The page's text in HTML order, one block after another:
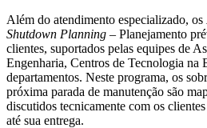
Além do atendimento especializado, os
Shutdown Planning – Planejamento
clientes, suportados pelas equipes de
Engenharia, Centros de Tecnologia na
departamentos. Neste programa, os
próxima parada de manutenção são
discutidos tecnicamente com os
até sua entrega.